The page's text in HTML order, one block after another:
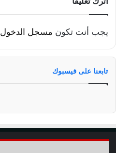
يجب أنت تكون مسجل الدخول
تابعنا على فيسبوك